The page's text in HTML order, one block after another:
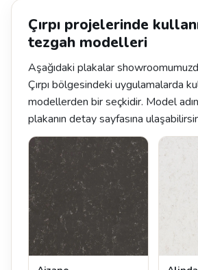
Çırpı projelerinde
tezgah modelleri
Aşağıdaki plakalar
Çırpı bölgesindeki uygulamalarda
modellerden bir seçkidir. Model
plakanın detay sayfasına